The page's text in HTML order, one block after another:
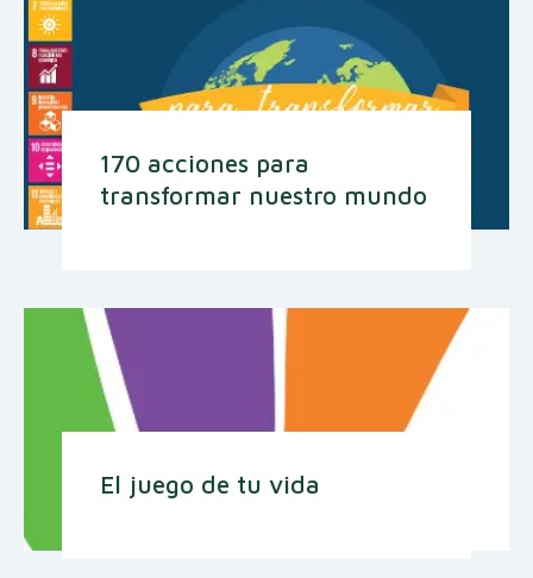
170 acciones para
transformar nuestro mundo
El juego de tu vida